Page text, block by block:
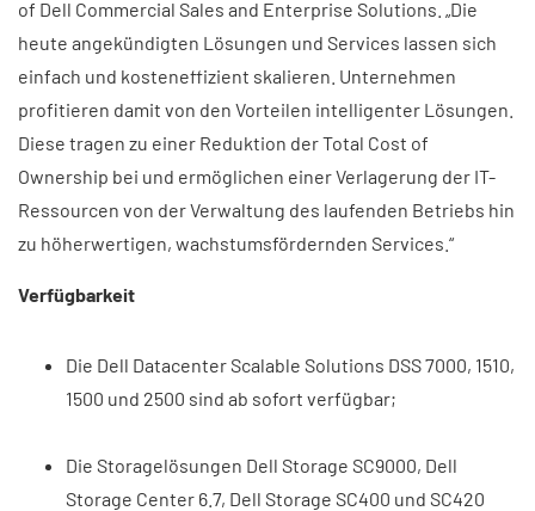
of Dell Commercial Sales and Enterprise Solutions. „Die
heute angekündigten Lösungen und Services lassen sich
einfach und kosteneffizient skalieren. Unternehmen
profitieren damit von den Vorteilen intelligenter Lösungen.
Diese tragen zu einer Reduktion der Total Cost of
Ownership bei und ermöglichen einer Verlagerung der IT-
Ressourcen von der Verwaltung des laufenden Betriebs hin
zu höherwertigen, wachstumsfördernden Services.“
Verfügbarkeit
Die Dell Datacenter Scalable Solutions DSS 7000, 1510,
1500 und 2500 sind ab sofort verfügbar;
Die Storagelösungen Dell Storage SC9000, Dell
Storage Center 6.7, Dell Storage SC400 und SC420